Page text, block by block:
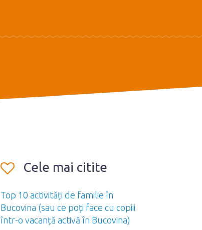
Cele mai citite
Top 10 activități de familie în
Bucovina (sau ce poți face cu copiii
într-o vacanță activă în Bucovina)